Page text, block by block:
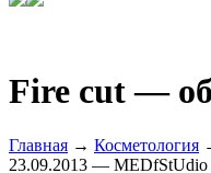
Fire cut —
Главная → Косметология
23.09.2013 — MEDfStUdio